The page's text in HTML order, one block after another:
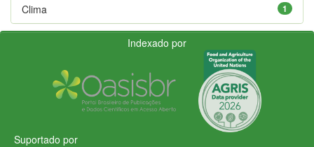
1
Clima
Indexado por
Suportado por